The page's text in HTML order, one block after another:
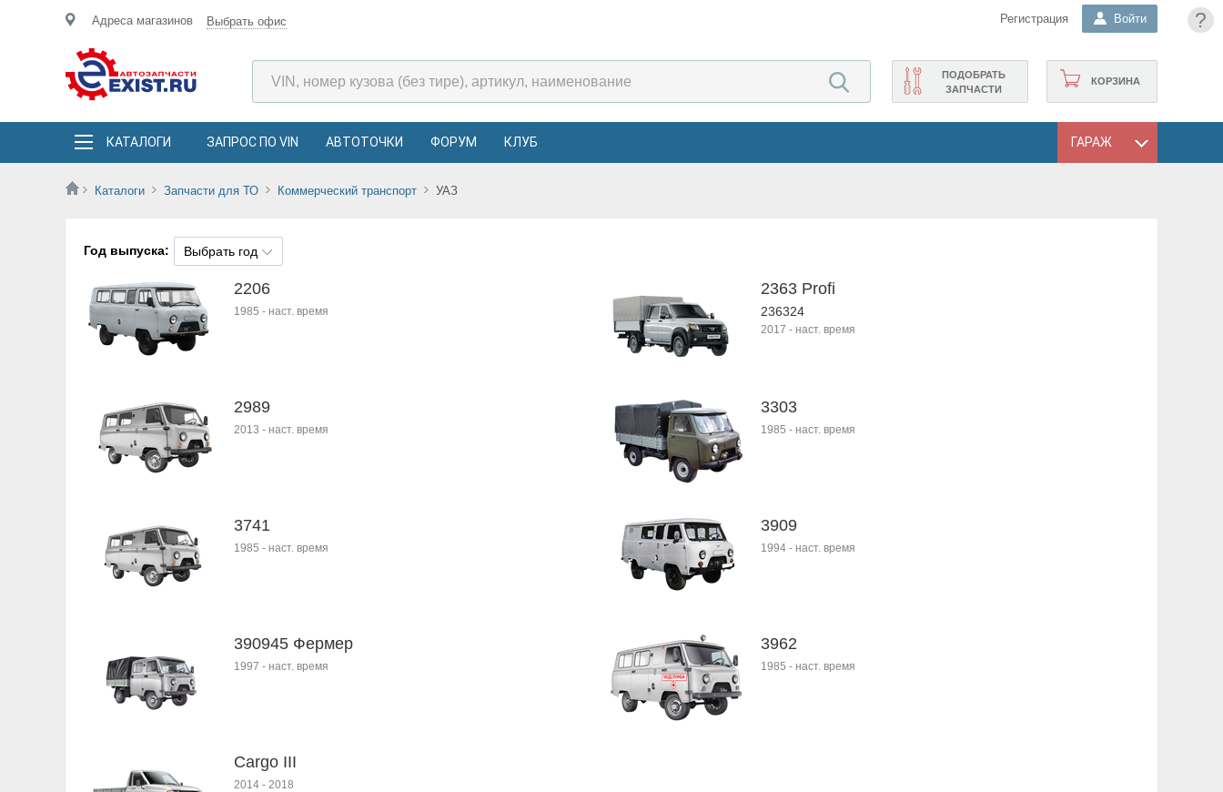
?
Адреса магазинов Выбрать офис Регистрация Войти
КОРЗИНА
ПОДОБРАТЬ
ЗАПЧАСТИ
КАТАЛОГИ ЗАПРОС ПО VIN АВТОТОЧКИ ФОРУМ КЛУБ ГАРАЖ
Каталоги Запчасти для ТО Коммерческий транспорт УАЗ
Год выпуска: Выбрать год
2206
1985 - наст. время
2363 Profi
236324
2017 - наст. время
2989
2013 - наст. время
3303
1985 - наст. время
3741
1985 - наст. время
3909
1994- наст. время
390945 Фермер
1997 - наст. время
3962
1985 - наст. время
Cargo III
2014 - 2018